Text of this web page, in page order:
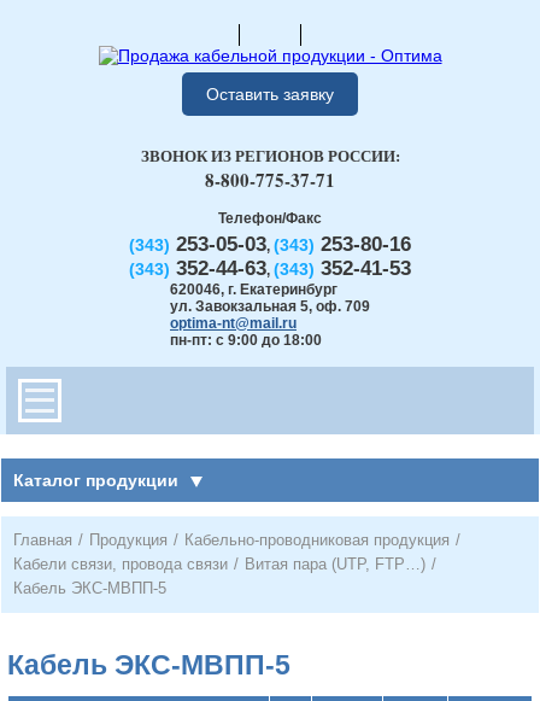
Оставить заявку
Телефон/Факс
(343) 253-05-03, (343) 253-80-16
(343) 352-44-63, (343) 352-41-53
620046, г. Екатеринбург
ул. Завокзальная 5, оф. 709
optima-nt@mail.ru
пн-пт: с 9:00 до 18:00
ЗВОНОК ИЗ РЕГИОНОВ РОССИИ:
8-800-775-37-71
Каталог продукции
Главная / Продукция / Кабельно-проводниковая продукция /
Кабели связи, провода связи / Витая пара (UTP, FTP…) /
Кабель ЭКС-МВПП-5
Кабель ЭКС-МВПП-5